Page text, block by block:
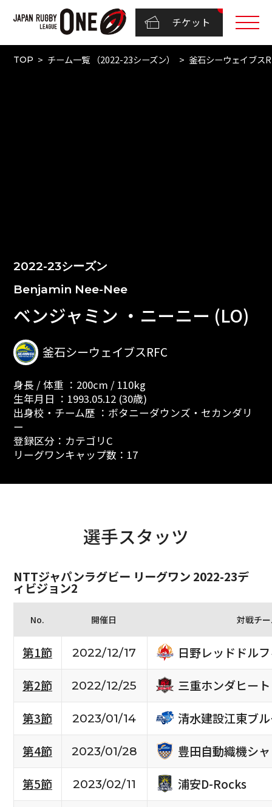
チケット
TOP チーム一覧 （2022-23シーズン） 釜石シーウェイブス
2022-23シーズン
Benjamin Nee-Nee
ベンジャミン ・ニーニー (LO)
釜石シーウェイブスRFC
身長 / 体重 ：200cm / 110kg
生年月日 ：1993.05.12 (30歳)
出身校・チーム歴 ：ボタニーダウンズ・セカンダリ
ー
登録区分：カテゴリC
リーグワンキャップ数：17
選手スタッツ
NTTジャパンラグビー リーグワン 2022-23デ
ィビジョン2
No. 開催日 対戦チ
第1節 2022/12/17
日野レッドドル
第2節
2022/12/25
三重ホンダヒート
第3節
2023/01/14
清水建設江東ブ
第4節
2023/01/28
豊田自動織機シ
第5節
2023/02/11
浦安D-Rocks